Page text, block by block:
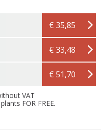
€ 35,85
€ 33,48
€ 51,70
VAT
FOR FREE.